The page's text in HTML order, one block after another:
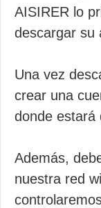
AISIRER lo
descargar su
Una vez
crear una
donde estará
Además,
nuestra red